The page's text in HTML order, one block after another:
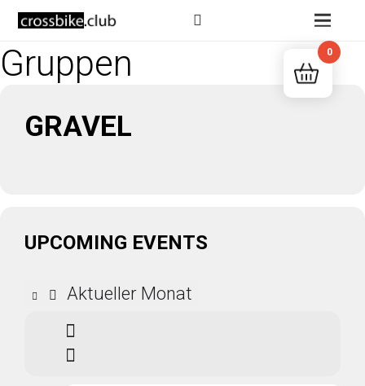
Events by Offene
Gruppen
GRAVEL
UPCOMING EVENTS
Aktueller Monat
0